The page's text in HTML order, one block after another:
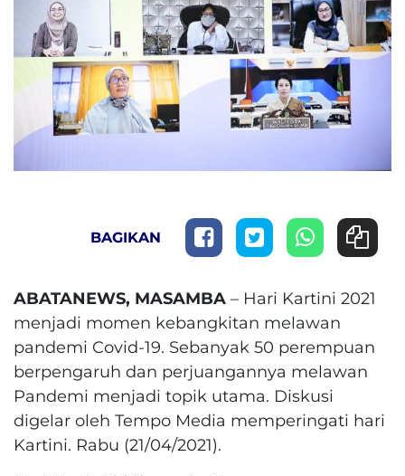
BAGIKAN
ABATANEWS, MASAMBA – Hari Kartini 2021
menjadi momen kebangkitan melawan
pandemi Covid-19. Sebanyak 50 perempuan
berpengaruh dan perjuangannya melawan
Pandemi menjadi topik utama. Diskusi
digelar oleh Tempo Media memperingati hari
Kartini. Rabu (21/04/2021).